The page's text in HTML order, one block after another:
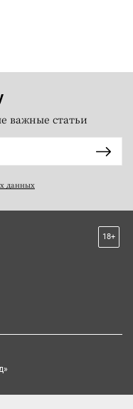
важные статьи
данных
18+